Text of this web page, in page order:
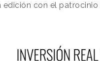
con el patrocinio